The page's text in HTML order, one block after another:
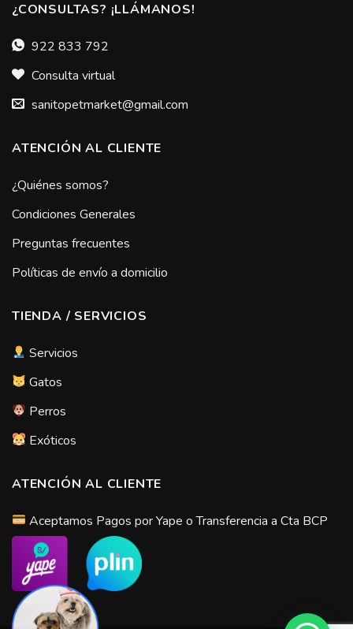
¿CONSULTAS? ¡LLÁMANOS!
922 833 792
Consulta virtual
sanitopetmarket@gmail.com
ATENCIÓN AL CLIENTE
¿Quiénes somos?
Condiciones Generales
Preguntas frecuentes
Políticas de envío a domicilio
TIENDA / SERVICIOS
Servicios
Gatos
Perros
Exóticos
ATENCIÓN AL CLIENTE
Aceptamos Pagos por Yape o Transferencia a Cta BCP